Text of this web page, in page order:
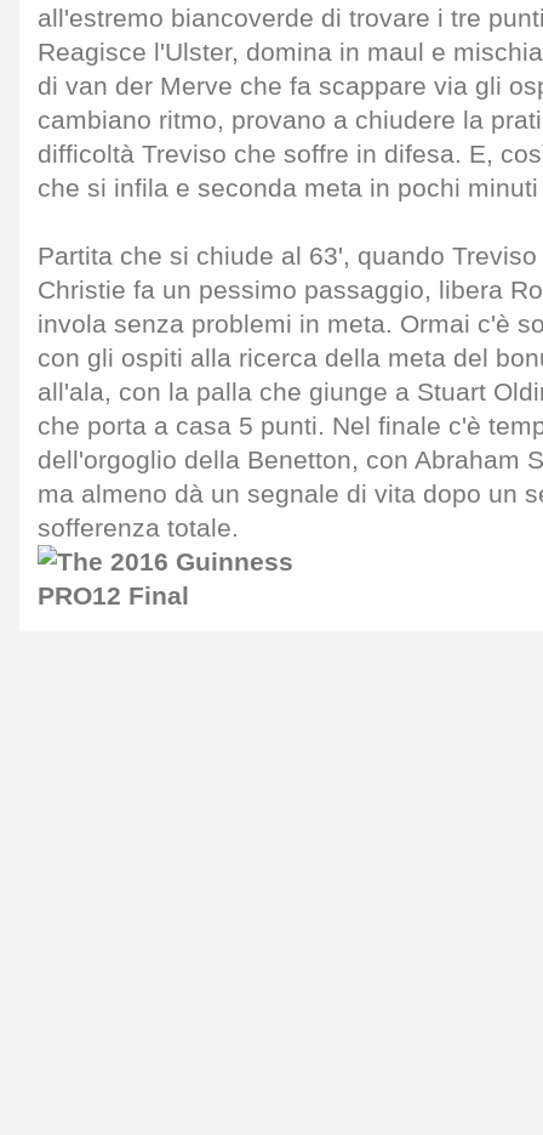
all'estremo biancoverde di trovare i tre
Reagisce l'Ulster, domina in maul e
di van der Merve che fa scappare via gli
cambiano ritmo, provano a chiudere la
difficoltà Treviso che soffre in difesa. E,
che si infila e seconda meta in pochi
Partita che si chiude al 63', quando
Christie fa un pessimo passaggio, libera
invola senza problemi in meta. Ormai c'è
con gli ospiti alla ricerca della meta del
all'ala, con la palla che giunge a Stuart
che porta a casa 5 punti. Nel finale c'è
dell'orgoglio della Benetton, con Abraham
ma almeno dà un segnale di vita dopo un
sofferenza totale.